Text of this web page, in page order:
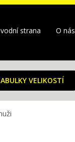
strana O nás
VELIKOSTÍ